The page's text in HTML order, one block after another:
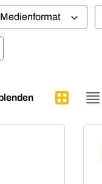
Medienformat